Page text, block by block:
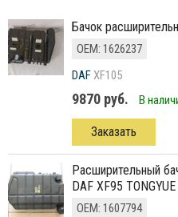
бачок
ОЕМ: 1626237
DAFXF105
9870 руб. В
Заказать
Расширительный бачок нов. \ Бачок расширительный
DAF XF95
ОЕМ: 1607794